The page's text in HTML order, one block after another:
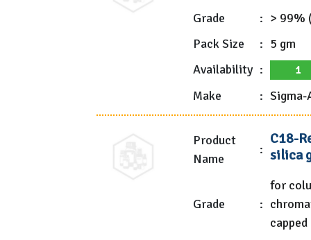
Grade : > 99%
Pack Size
: 5 gm
Availability : 1
Make :
Product
Name
:
C18-
silica
Grade :
for
capped